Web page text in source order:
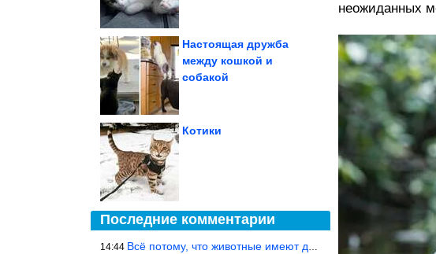
Настоящая дружба
между кошкой и
собакой
Котики
Последние комментарии
14:44 Всё потому, что животные имеют доступ к кухне. Всю жизнь живу с
неожиданных